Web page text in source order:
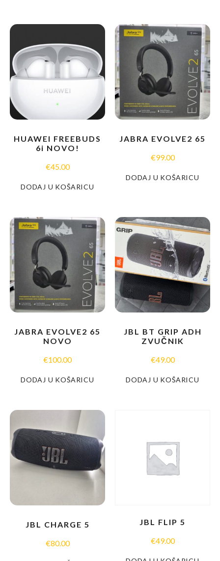
HUAWEI FREEBUDS
6i NOVO!
€45.00
DODAJ U KOŠARICU
JABRA EVOLVE2 65
€99.00
DODAJ U KOŠARICU
JABRA EVOLVE2 65
NOVO
€100.00
DODAJ U KOŠARICU
JBL BT GRIP ADH
ZVUČNIK
€49.00
DODAJ U KOŠARICU
JBL CHARGE 5
€80.00
JBL FLIP 5
€49.00